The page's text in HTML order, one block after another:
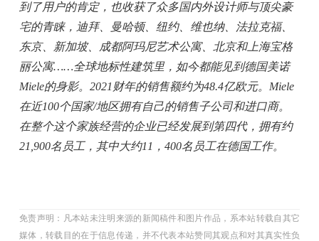
到了用户的肯定，也收获了众多国内外设计师与顶尖豪
宅的青睐，迪拜、曼哈顿、纽约、 维也纳、法拉克福、
东京、新加坡、成都阿玛尼艺术公寓、北京和上海宝格
丽公寓……全球地标性建筑里，如今都能见到德国美诺
Miele的身影。2021 财年的销售额约为48.4亿欧元。 Miele
在近100个国家/地区拥有自己的销售子公司和进口商。
在整个这个家族经营的企业已经发展到第四代，拥有约
21,900名员工，其中大约11 ， 400名员工在德国工作。
免责声明：凡本站未注明来源的新闻稿件和图片作品，系本站转载自其它
媒体，转载目的在于信息传递，并不代表本站赞同其观点和对其真实性负